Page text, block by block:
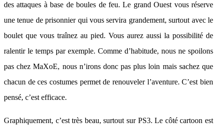
des attaques à base de boules de feu. Le grand Ouest vous réserve
une tenue de prisonnier qui vous servira grandement, surtout avec le
boulet que vous traînez au pied. Vous aurez aussi la possibilité de
ralentir le temps par exemple. Comme d’habitude, nous ne spoilons
pas chez MaXoE, nous n’irons donc pas plus loin mais sachez que
chacun de ces costumes permet de renouveler l’aventure. C’est bien
pensé, c’est efficace.
Graphiquement, c’est très beau, surtout sur PS3. Le côté cartoon est